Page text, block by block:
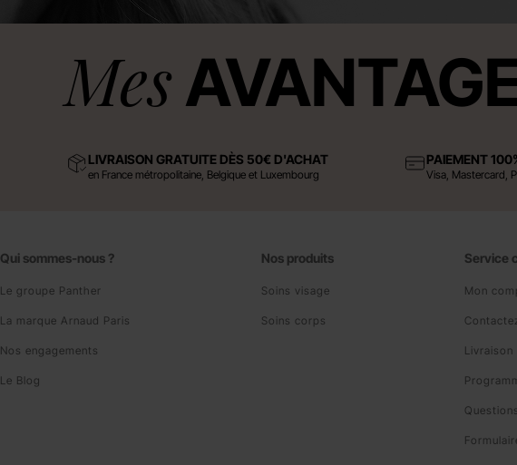
Mes
LIVRAISON GRATUITE DÈS 50€ D'ACHAT
en France métropolitaine, Belgique et Luxembourg
PAIEMENT
Visa, Mastercard,
Qui sommes-nous ?
Le groupe Panther
La marque Arnaud Paris
Nos engagements
Le Blog
Nos produits
Soins visage
Soins corps
Service
Mon
Livraison